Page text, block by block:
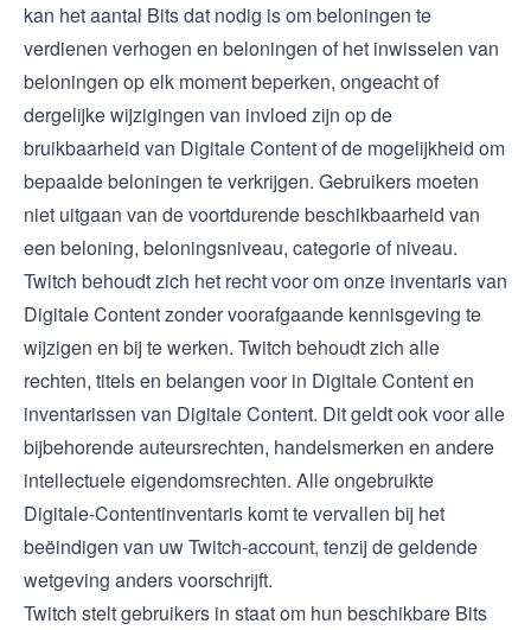
kan het aantal Bits dat nodig is om beloningen te
verdienen verhogen en beloningen of het inwisselen van
beloningen op elk moment beperken, ongeacht of
dergelijke wijzigingen van invloed zijn op de
bruikbaarheid van Digitale Content of de mogelijkheid om
bepaalde beloningen te verkrijgen. Gebruikers moeten
niet uitgaan van de voortdurende beschikbaarheid van
een beloning, beloningsniveau, categorie of niveau.
Twitch behoudt zich het recht voor om onze inventaris van
Digitale Content zonder voorafgaande kennisgeving te
wijzigen en bij te werken. Twitch behoudt zich alle
rechten, titels en belangen voor in Digitale Content en
inventarissen van Digitale Content. Dit geldt ook voor alle
bijbehorende auteursrechten, handelsmerken en andere
intellectuele eigendomsrechten. Alle ongebruikte
Digitale-Contentinventaris komt te vervallen bij het
beëindigen van uw Twitch-account, tenzij de geldende
wetgeving anders voorschrijft.
Twitch stelt gebruikers in staat om hun beschikbare Bits